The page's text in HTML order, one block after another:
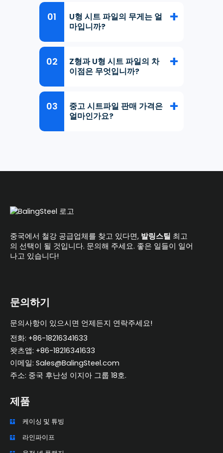
U형 시트 파일의 무게는 얼
마입니까?
Z형과 U형 시트 파일의 차
이점은 무엇입니까?
중고 시트파일 판매 가격은
얼마인가요?
중국에서 철강 공급업체를 찾고 있다면, 발링스틸 최고
의 선택이 될 것입니다. 문의해 주세요. 좋은 일들이 일어
나고 있습니다!
문의하기
문의사항이 있으시면 언제든지 연락주세요!
전화: +86-18216341633
왓츠앱: +86-18216341633
이메일: Sales@BalingSteel.com
주소: 중국 후난성 이지아 그룹 18호.
제품
케이싱 및 튜빙
라인파이프